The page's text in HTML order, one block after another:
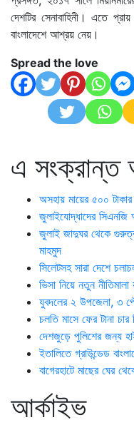
দেশটির সেনাবাহিনী। এতে
বাংলাদেশে আশ্রয় নেয়।
Spread the love
এ সংক্রান্ত
অসহায় মায়ের ৫০০
জুলাইযোদ্ধাদের সিএনজি
জুলাই জাদুঘর থেকে
মাহমুদ
সিলেটসহ সারা দেশে
ভিসা নিয়ে নতুন নীতিমালা
যুবদলের ২ উপজেলা, ৩
চলতি মাসে ফের টানা
দেশজুড়ে পুলিশের জন্য
ইতালিতে গ্রাউন্ডেড
বাগেরহাটে মাছের ঘের
আর্কাইভ